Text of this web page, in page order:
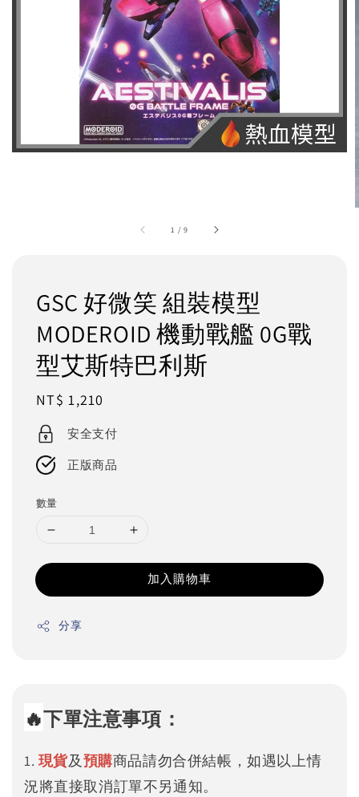
1 /9
GSC 好微笑 組裝模型
MODEROID 機動戰艦 0G戰
型艾斯特巴利斯
Regular
price
NT$ 1,210
安全支付
正版商品
數量
加入購物車
分享
🔥下單注意事項：
1. 現貨及預購商品請勿合併結帳，如遇以上情
況將直接取消訂單不另通知。